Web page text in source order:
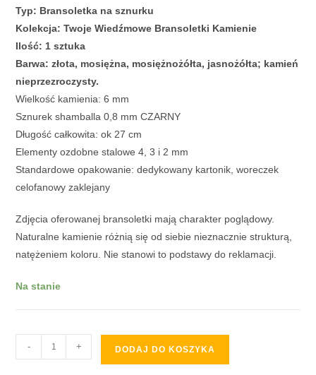
Typ: Bransoletka na sznurku
Kolekcja: Twoje Wiedźmowe Bransoletki Kamienie
Ilość: 1 sztuka
Barwa: złota, mosiężna, mosiężnożółta, jasnożółta; kamień
nieprzezroczysty.
Wielkość kamienia: 6 mm
Sznurek shamballa 0,8 mm CZARNY
Długość całkowita: ok 27 cm
Elementy ozdobne stalowe 4, 3 i 2 mm
Standardowe opakowanie: dedykowany kartonik, woreczek
celofanowy zaklejany
Zdjęcia oferowanej bransoletki mają charakter poglądowy.
Naturalne kamienie różnią się od siebie nieznacznie strukturą,
natężeniem koloru. Nie stanowi to podstawy do reklamacji.
Na stanie
- + DODAJ DO KOSZYKA